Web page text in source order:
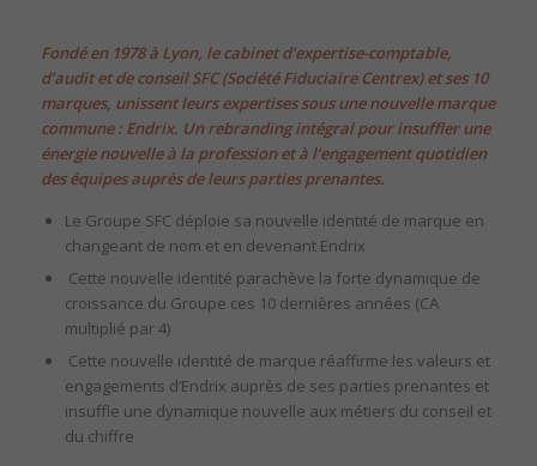
Fondé en 1978 à Lyon, le cabinet d’expertise-comptable,
d’audit et de conseil SFC (Société Fiduciaire Centrex) et ses 10
marques, unissent leurs expertises sous une nouvelle marque
commune : Endrix. Un rebranding intégral pour insuffler une
énergie nouvelle à la profession et à l’engagement quotidien
des équipes auprès de leurs parties prenantes.
Le Groupe SFC déploie sa nouvelle identité de marque en
changeant de nom et en devenant Endrix​
Cette nouvelle identité parachève la forte dynamique de
croissance du Groupe ces 10 dernières années (CA
multiplié par 4)​
Cette nouvelle identité de marque réaffirme les valeurs et
engagements d’Endrix auprès de ses parties prenantes et
insuffle une dynamique nouvelle aux métiers du conseil et
du chiffre